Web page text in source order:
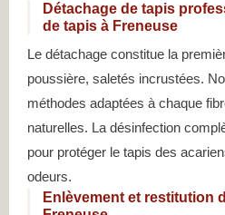
Détachage de tapis
de tapis à Freneuse
Le détachage constitue la
poussière, saletés incrustées.
méthodes adaptées à chaque
naturelles. La désinfection
pour protéger le tapis des
odeurs.
Enlèvement et restitution